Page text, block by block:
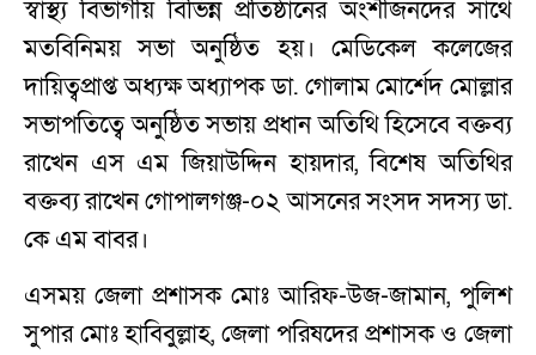
স্বাস্থ্য বিভাগীয় বিভিন্ন প্রতিষ্ঠানের অংশীজনদের সাথে
মতবিনিময় সভা অনুষ্ঠিত হয়। মেডিকেল কলেজের
দায়িত্বপ্রাপ্ত অধ্যক্ষ অধ্যাপক ডা. গোলাম মোর্শেদ মোল্লার
সভাপতিত্বে অনুষ্ঠিত সভায় প্রধান অতিথি হিসেবে বক্তব্য
রাখেন এস এম জিয়াউদ্দিন হায়দার, বিশেষ অতিথির
বক্তব্য রাখেন গোপালগঞ্জ-০২ আসনের সংসদ সদস্য ডা.
কে এম বাবর।
এসময় জেলা প্রশাসক মোঃ আরিফ-উজ-জামান, পুলিশ
সুপার মোঃ হাবিবুল্লাহ, জেলা পরিষদের প্রশাসক ও জেলা